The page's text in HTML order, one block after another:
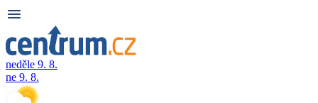
neděle 9. 8.
ne 9. 8.